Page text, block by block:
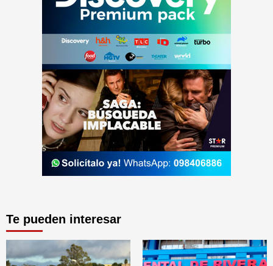
Te pueden interesar